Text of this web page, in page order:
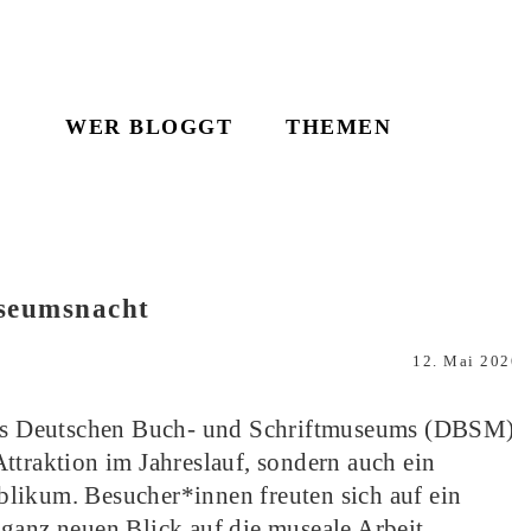
WER BLOGGT THEMEN
12. Mai
Buch- und Schriftmuseums (DBSM)
im Jahreslauf, sondern auch ein
Besucher*innen freuten sich auf ein